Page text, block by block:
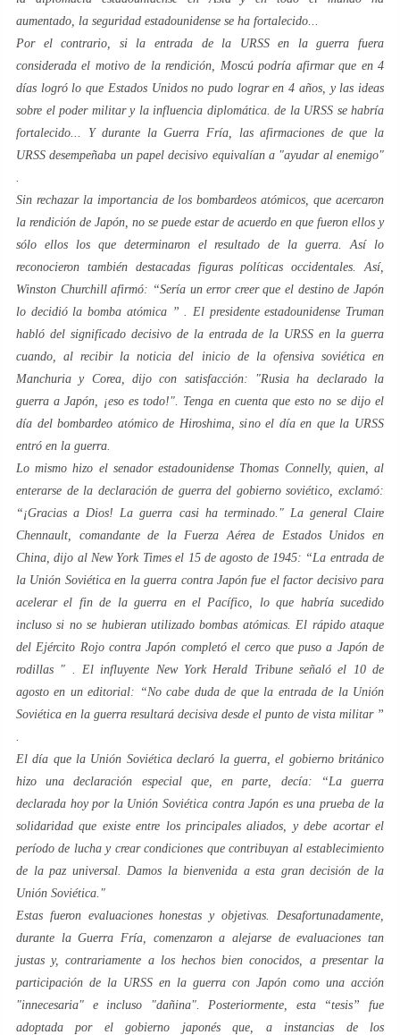
aumentado, la seguridad estadounidense se ha fortalecido...
Por el contrario, si la entrada de la URSS en la guerra fuera
considerada el motivo de la rendición, Moscú podría afirmar que en 4
días logró lo que Estados Unidos no pudo lograr en 4 años, y las ideas
sobre el poder militar y la influencia diplomática. de la URSS se habría
fortalecido... Y durante la Guerra Fría, las afirmaciones de que la
URSS desempeñaba un papel decisivo equivalían a "ayudar al enemigo"
Sin rechazar la importancia de los bombardeos atómicos, que acercaron
la rendición de Japón, no se puede estar de acuerdo en que fueron ellos y
sólo ellos los que determinaron el resultado de la guerra. Así lo
reconocieron también destacadas figuras políticas occidentales. Así,
Winston Churchill afirmó: “Sería un error creer que el destino de Japón
lo decidió la bomba atómica” . El presidente estadounidense Truman
habló del significado decisivo de la entrada de la URSS en la guerra
cuando, al recibir la noticia del inicio de la ofensiva soviética en
Manchuria y Corea, dijo con satisfacción: "Rusia ha declarado la
guerra a Japón, ¡eso es todo!".
Tenga en cuenta que esto no se dijo el
día del bombardeo atómico de Hiroshima, sino el día en que la URSS
entró en la guerra.
Lo mismo hizo el senador estadounidense Thomas Connelly, quien, al
enterarse de la declaración de guerra del gobierno soviético, exclamó:
“¡Gracias a Dios! La guerra casi ha terminado."La general Claire
Chennault, comandante de la Fuerza Aérea de Estados Unidos en
China, dijo al New York Times el 15 de agosto de 1945: “La entrada de
la Unión Soviética en la guerra contra Japón fue el factor decisivo para
acelerar el fin de la guerra en el Pacífico, lo que habría sucedido
incluso si no se hubieran utilizado bombas atómicas. El rápido ataque
del Ejército Rojo contra Japón completó el cerco que puso a Japón de
rodillas " . El influyente New York Herald Tribune señaló el 10 de
agosto en un editorial: “No cabe duda de que la entrada de la Unión
Soviética en la guerra resultará decisiva desde el punto de vista militar”
El día que la Unión Soviética declaró la guerra, el gobierno británico
hizo una declaración especial que, en parte, decía:
“La guerra
declarada hoy por la Unión Soviética contra Japón es una prueba de la
solidaridad que existe entre los principales aliados, y debe acortar el
período de lucha y crear condiciones que contribuyan al establecimiento
de la paz universal. Damos la bienvenida a esta gran decisión de la
Unión Soviética."
Estas fueron evaluaciones honestas y objetivas. Desafortunadamente,
durante la Guerra Fría, comenzaron a alejarse de evaluaciones tan
justas y, contrariamente a los hechos bien conocidos, a presentar la
participación de la URSS en la guerra con Japón como una acción
"innecesaria" e incluso "dañina". Posteriormente, esta “tesis” fue
adoptada por el gobierno japonés que, a instancias de los